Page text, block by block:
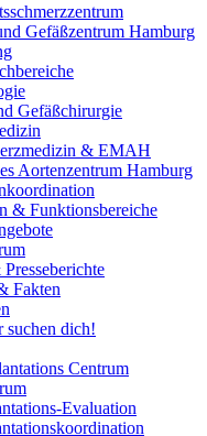
Gefäßzentrum Hamburg
Gefäßchirurgie
& EMAH
Aortenzentrum Hamburg
& Funktionsbereiche
Fakten
suchen dich!
Centrum
Evaluation